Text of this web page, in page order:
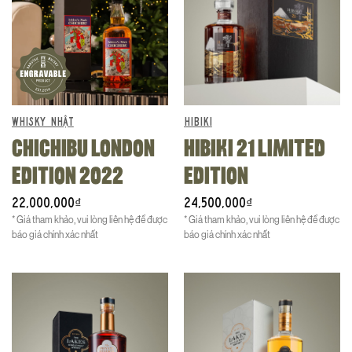
và vẻ ngoài hơi đục mờ khi gặp nhiệt độ thấp hay khi pha loãng.
CÁCH THƯỞNG THỨC WHISKYMAKER’S EDITIONS
đầy phong cách và thú vị để thưởng thức theo nhiều cách khác
WHISKY NHẬT
CHICHIBU LONDON
EDITION 2022
22,000,000₫
* Giá tham khảo, vui lòng liên hệ để được
báo giá chính xác nhất
HIBIKI
HIBIKI 21 LIMITED
EDITION
24,500,000₫
* Giá tham khảo, vui lòng liên hệ để được
báo giá chính xác nhất